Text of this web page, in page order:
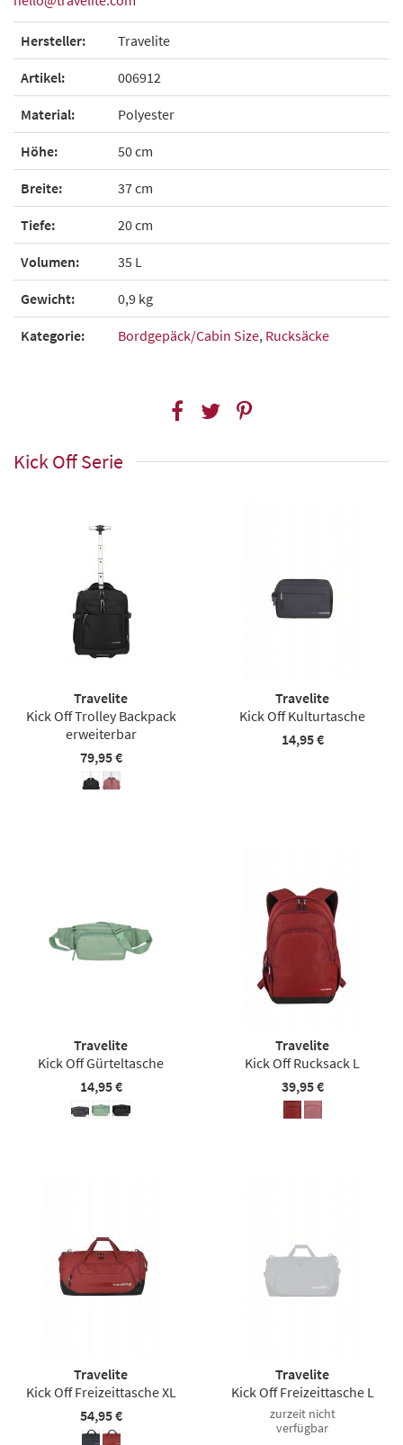
Hersteller: Travelite
Artikel: 006912
Material: Polyester
Höhe: 50 cm
Breite: 37 cm
Tiefe: 20 cm
Volumen: 35 L
Gewicht: 0,9 kg
Kategorie: Bordgepäck/Cabin Size, Rucksäcke
Kick Off Serie
Travelite
Kick Off Trolley Backpack
erweiterbar
79,95 €
Travelite
Kick Off Kulturtasche
14,95 €
Travelite
Kick Off Gürteltasche
14,95 €
Travelite
Kick Off Rucksack L
39,95 €
Travelite
Kick Off Freizeittasche XL
54,95 €
Travelite
Kick Off Freizeittasche L
zurzeit nicht
verfügbar